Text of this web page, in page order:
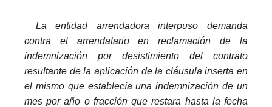
La entidad arrendadora interpuso demanda
contra el arrendatario en reclamación de la
indemnización por desistimiento del contrato
resultante de la aplicación de la cláusula inserta en
el mismo que establecía una indemnización de un
mes por año o fracción que restara hasta la fecha